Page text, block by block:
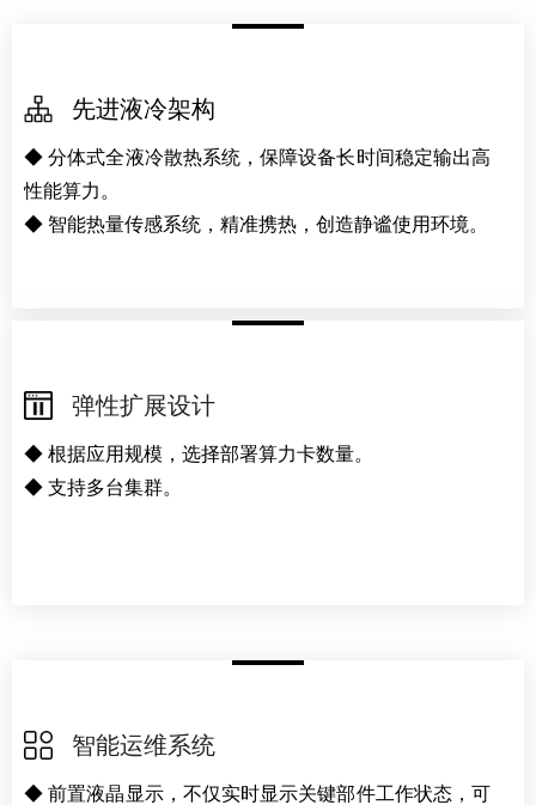
先进液冷架构
◆ 分体式全液冷散热系统，保障设备长时间稳定输出高
性能算力。
◆ 智能热量传感系统，精准携热，创造静谧使用环境。
智能运维系统
◆ 前置液晶显示，不仅实时显示关键部件工作状态，可
弹性扩展设计
◆ 根据应用规模，选择部署算力卡数量。
◆ 支持多台集群。